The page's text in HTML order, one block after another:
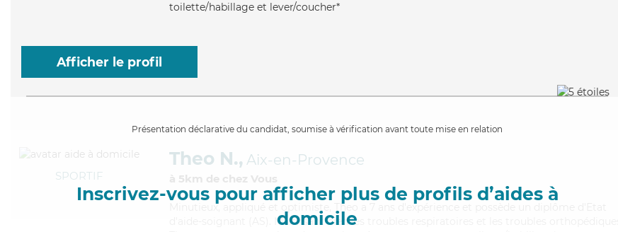
toilette/habillage et lever/coucher*
Afficher le profil
Présentation déclarative du candidat, soumise à vérification avant toute mise en relation
Inscrivez-vous pour afficher plus de profils d’aides à
domicile
SPORTIF
Theo N., Aix-en-Provence
à 5km de chez Vous
Minutieux, appliqué et optimiste, Theo a 7 ans d'expérience et possède un diplôme d'Etat
d'aide-soignant (AS). Maitrisant bien les troubles respiratoires et les troubles orthopédiques,